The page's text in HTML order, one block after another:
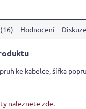
Hodnocení Diskuze
ke kabelce, šířka
naleznete zde.